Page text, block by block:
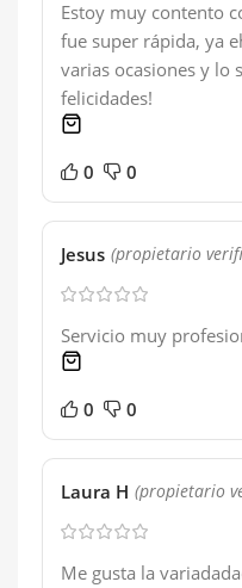
Estoy muy contento
fue super rápida, ya
varias ocasiones y lo
felicidades!
0 0
Jesus (propietario
Servicio muy
0 0
Laura H (propietario
Me gusta la